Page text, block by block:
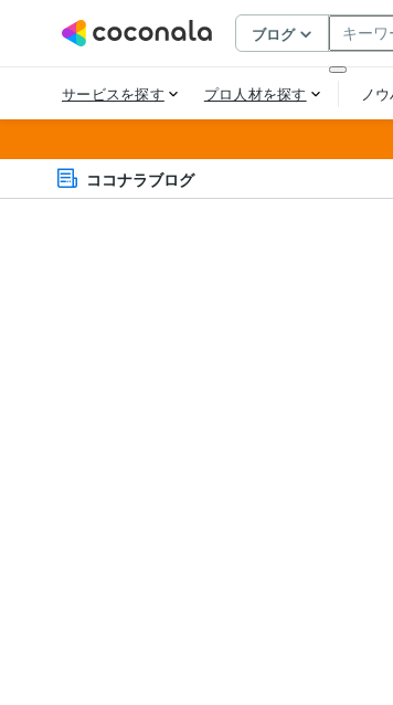
ココナラブログ